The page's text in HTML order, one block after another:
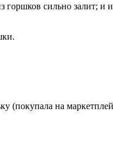
сильно залит; и
(покупала на